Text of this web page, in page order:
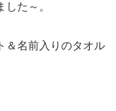
た～。
＆名前入りのタオル